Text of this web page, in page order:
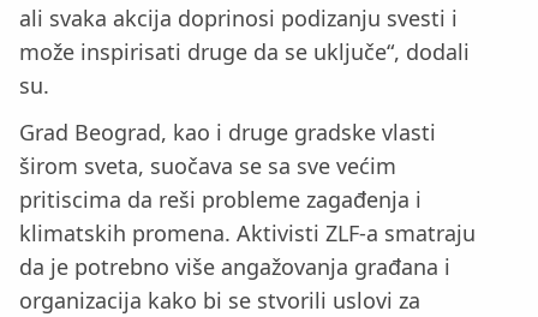
ali svaka akcija doprinosi podizanju svesti i
može inspirisati druge da se uključe“, dodali
su.
Grad Beograd, kao i druge gradske vlasti
širom sveta, suočava se sa sve većim
pritiscima da reši probleme zagađenja i
klimatskih promena. Aktivisti ZLF-a smatraju
da je potrebno više angažovanja građana i
organizacija kako bi se stvorili uslovi za